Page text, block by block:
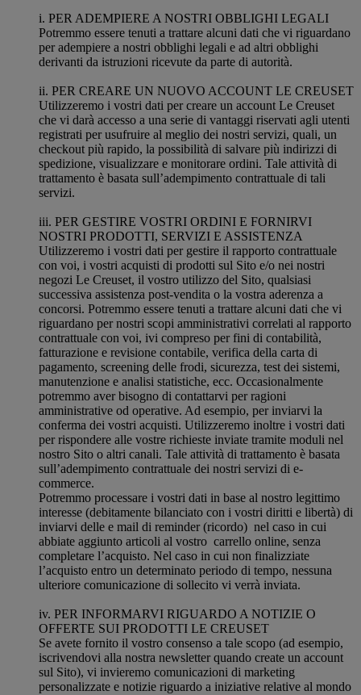
i. PER ADEMPIERE A NOSTRI OBBLIGHI LEGALI
Potremmo essere tenuti a trattare alcuni dati che vi riguardano
per adempiere a nostri obblighi legali e ad altri obblighi
derivanti da istruzioni ricevute da parte di autorità.
ii. PER CREARE UN NUOVO ACCOUNT LE CREUSET
Utilizzeremo i vostri dati per creare un account Le Creuset
che vi darà accesso a una serie di vantaggi riservati agli utenti
registrati per usufruire al meglio dei nostri servizi, quali, un
checkout più rapido, la possibilità di salvare più indirizzi di
spedizione, visualizzare e monitorare ordini. Tale attività di
trattamento è basata sull’adempimento contrattuale di tali
servizi.
iii. PER GESTIRE VOSTRI ORDINI E FORNIRVI
NOSTRI PRODOTTI, SERVIZI E ASSISTENZA
Utilizzeremo i vostri dati per gestire il rapporto contrattuale
con voi, i vostri acquisti di prodotti sul Sito e/o nei nostri
negozi Le Creuset, il vostro utilizzo del Sito, qualsiasi
successiva assistenza post-vendita o la vostra aderenza a
concorsi. Potremmo essere tenuti a trattare alcuni dati che vi
riguardano per nostri scopi amministrativi correlati al rapporto
contrattuale con voi, ivi compreso per fini di contabilità,
fatturazione e revisione contabile, verifica della carta di
pagamento, screening delle frodi, sicurezza, test dei sistemi,
manutenzione e analisi statistiche, ecc. Occasionalmente
potremmo aver bisogno di contattarvi per ragioni
amministrative od operative. Ad esempio, per inviarvi la
conferma dei vostri acquisti. Utilizzeremo inoltre i vostri dati
per rispondere alle vostre richieste inviate tramite moduli nel
nostro Sito o altri canali. Tale attività di trattamento è basata
sull’adempimento contrattuale dei nostri servizi di e-
commerce.
Potremmo processare i vostri dati in base al nostro legittimo
interesse (debitamente bilanciato con i vostri diritti e libertà) di
inviarvi delle e mail di reminder (ricordo) nel caso in cui
abbiate aggiunto articoli al vostro carrello online, senza
completare l’acquisto. Nel caso in cui non finalizziate
l’acquisto entro un determinato periodo di tempo, nessuna
ulteriore comunicazione di sollecito vi verrà inviata.
iv. PER INFORMARVI RIGUARDO A NOTIZIE O
OFFERTE SUI PRODOTTI LE CREUSET
Se avete fornito il vostro consenso a tale scopo (ad esempio,
iscrivendovi alla nostra newsletter quando create un account
sul Sito), vi invieremo comunicazioni di marketing
personalizzate e notizie riguardo a iniziative relative al mondo